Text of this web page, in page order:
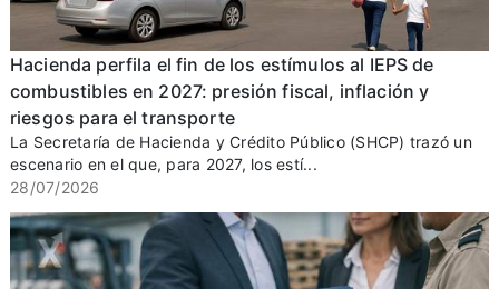
Hacienda perfila el fin de los estímulos al IEPS de
combustibles en 2027: presión fiscal, inflación y
riesgos para el transporte
La Secretaría de Hacienda y Crédito Público (SHCP) trazó un
escenario en el que, para 2027, los estí...
28/07/2026